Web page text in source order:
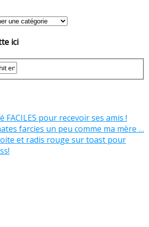
ici
FACILES pour recevoir ses amis !
farcies un peu comme ma mère …
et radis rouge sur toast pour